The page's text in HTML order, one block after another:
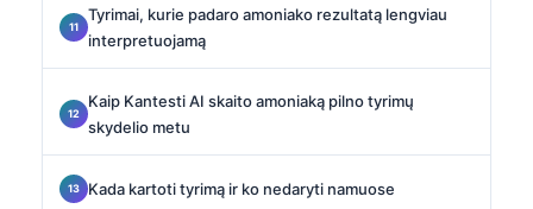
Tyrimai, kurie padaro amoniako rezultatą lengviau
interpretuojamą
Kaip Kantesti AI skaito amoniaką pilno tyrimų
skydelio metu
Kada kartoti tyrimą ir ko nedaryti namuose